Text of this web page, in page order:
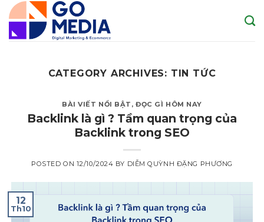
Skip
to
content
CATEGORY ARCHIVES: TIN TỨC
BÀI VIẾT NỔI BẬT ,ĐỌC GÌ HÔM NAY
Backlink là gì ? Tầm quan trọng của
Backlink trong SEO
POSTED ON 12/10/2024 BY DIỄM QUỲNH ĐẶNG PHƯƠNG
12
Th10